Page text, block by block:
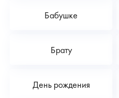
Бабушке
Брату
День рождения